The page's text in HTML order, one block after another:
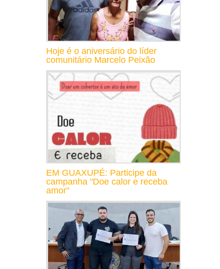
Hoje é o aniversário do líder
comunitário Marcelo Peixão
EM GUAXUPÉ: Participe da
campanha "Doe calor e receba
amor"